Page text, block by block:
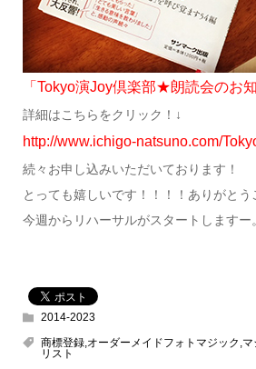
「Tokyo演Joy倶楽部★朗読会のお知
詳細はこちらをクリック！↓
http://www.ichigo-natsuno.com/
続々お申し込みいただいております！
とっても嬉しいです！！！！ありがとう
今週からリハーサルがスタートしますー。
2014-2023
商標登録,オーダーメイドフォトマジック,
リスト